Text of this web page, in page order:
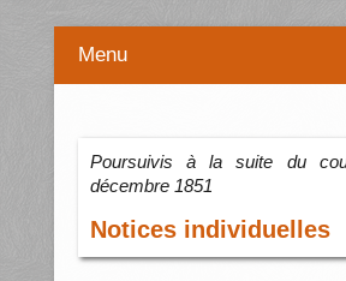
Menu
Poursuivis à la suite du
décembre 1851
Notices individuelles